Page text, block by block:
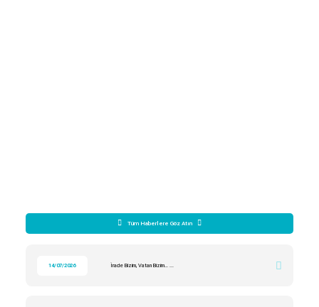
Tüm Haberlere Göz Atın
14/07/2026 İrade Bizim, Vatan Bizim… ...